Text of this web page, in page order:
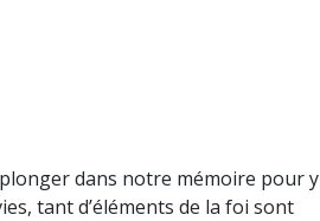
dans notre mémoire pour y
tant d’éléments de la foi sont